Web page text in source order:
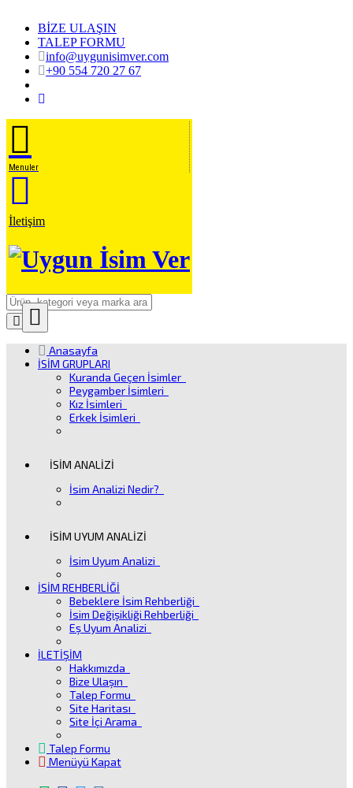
BİZE ULAŞIN
TALEP FORMU
info@uygunisimver.com
+90 554 720 27 67
Menuler
İletişim
Close
Ürün Arama
Anasayfa
İSİM GRUPLARI
Kuranda Geçen İsimler
Peygamber İsimleri
Kız İsimleri
Erkek İsimleri
İSİM ANALİZİ
İsim Analizi Nedir?
İSİM UYUM ANALİZİ
İsim Uyum Analizi
İSİM REHBERLİĞİ
Bebeklere İsim Rehberliği
İsim Değişikliği Rehberliği
Eş Uyum Analizi
İLETİŞİM
Hakkımızda
Bize Ulaşın
Talep Formu
Site Haritası
Site İçi Arama
Talep Formu
Menüyü Kapat